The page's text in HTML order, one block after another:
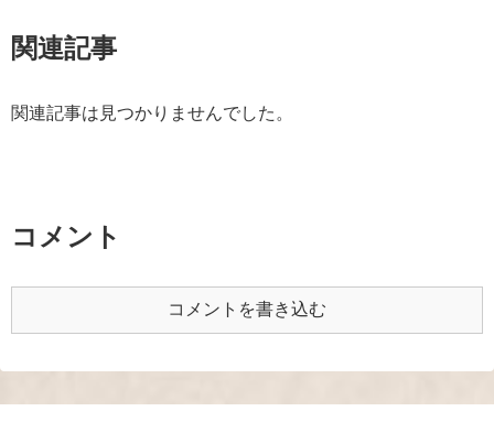
関連記事
関連記事は見つかりませんでした。
コメント
コメントを書き込む